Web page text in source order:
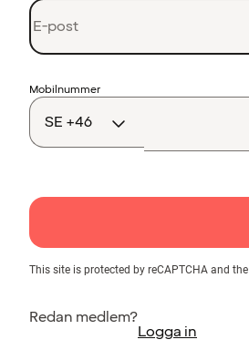
Landskod
Mobilnummer
This site is protected by reCAPTCHA and the
Redan medlem?
Logga in